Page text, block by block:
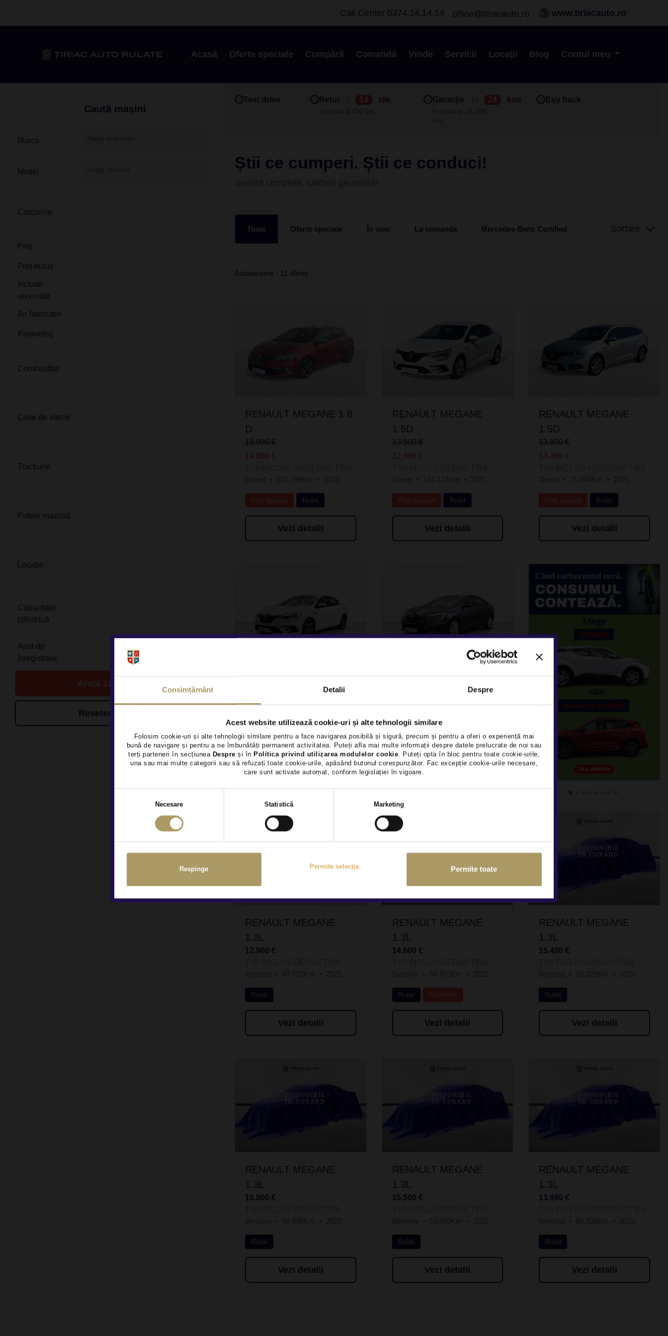
Consimțământ Detalii Despre
Acest website utilizează cookie-uri și alte tehnologii similare
Folosim cookie-uri și alte tehnologii similare pentru a face navigarea posibilă și sigură, precum și pentru a oferi o experiență mai
bună de navigare și pentru a ne îmbunătăți permanent activitatea. Puteți afla mai multe informații despre datele prelucrate de noi sau
terți parteneri în secțiunea Despre și în Politica privind utilizarea modulelor cookie. Puteți opta în bloc pentru toate cookie-urile,
una sau mai multe categorii sau să refuzați toate cookie-urile, apăsând butonul corespunzător. Fac excepție cookie-urile necesare,
care sunt activate automat, conform legislației în vigoare.
consimțământului
Necesare Statistică Marketing
Respinge Permite selecția Permite toate
Call Center 0374.14.14.14 office@tiriacauto.ro www.tiriacauto.ro
Acasă Oferte speciale Cumpără Comandă Vinde Servicii Locații Blog Contul meu
Caută mașini
Marca
Model
Caroserie
Preț
Preț redus
Include
rezervate
An fabricație
Kilometraj
Combustibil
Cutie de viteze
Tracțiune
Putere maximă
Locație
Capacitate
cilindrică
Anul de
înregistrare
Arată 11 de oferte
Resetează filtrele
Test drive Retur 14 zile Garanție 24 luni Buy back
Știi ce cumperi. Știi ce conduci!
Toate Oferte speciale În stoc La comanda Mercedes-Benz Certified Sortare
Autoturisme - 11 oferte
RENAULT MEGANE 1.8
D
15.990 €
14.500 €
Preț special Rulat
Vezi detalii
RENAULT MEGANE
1.5D
13.500 €
12.990 €
Preț special Rulat
Vezi detalii
RENAULT MEGANE
1.5D
13.990 €
13.490 €
Preț special Rulat
Vezi detalii
RENAULT MEGANE
13.000 €
Benzina
69.469Km 2022
Rulat Rezervat
Vezi detalii
RENAULT MEGANE
14.600 €
Benzina
54.452Km
Rulat
RENAULT MEGANE
1.3L
12.900 €
Rulat
Vezi detalii
RENAULT MEGANE
1.3L
14.600 €
Rulat Rezervat
Vezi detalii
RENAULT MEGANE
1.3L
15.490 €
Rulat
Vezi detalii
RENAULT MEGANE
1.3L
15.500 €
Rulat
Vezi detalii
RENAULT MEGANE
1.3L
15.500 €
Rulat
Vezi detalii
RENAULT MEGANE
1.3L
13.990 €
Rulat
Vezi detalii
×